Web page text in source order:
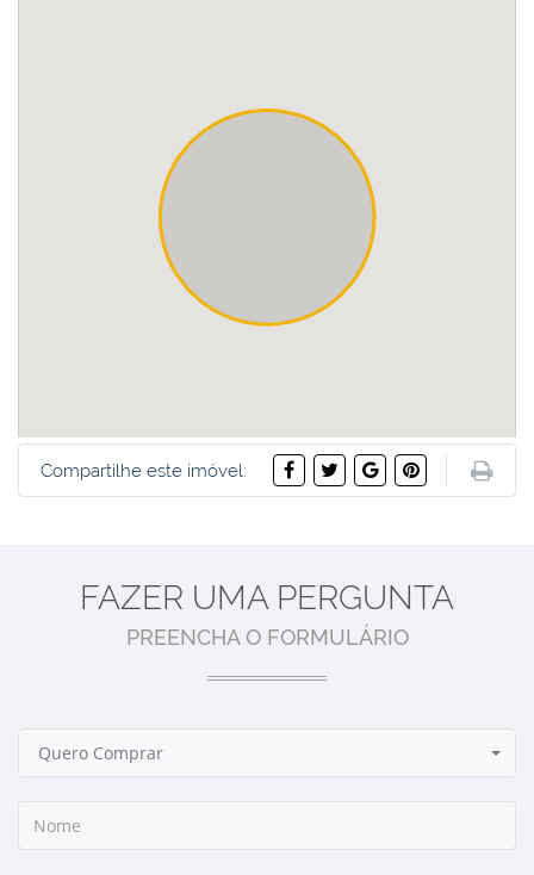
Compartilhe este imóvel:
FAZER UMA PERGUNTA
PREENCHA O FORMULÁRIO
Quero Comprar